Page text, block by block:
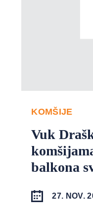
KOMŠIJE
Vuk
balkona
27. NOV.